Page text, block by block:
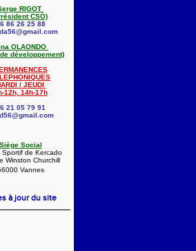
la saisie anticipée des licences) est
!🚨👇
RIGOT
CSO)
86 26 25 88
OLAONDO
développement)
/ JEUDI
12h, 14h-17h
21 05 79 91
Siège Social
Sportif de Kercado
Winston Churchill
Vannes
à jour du site